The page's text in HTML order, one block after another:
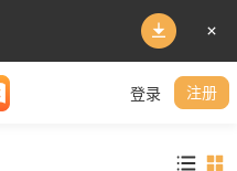
登录 注册